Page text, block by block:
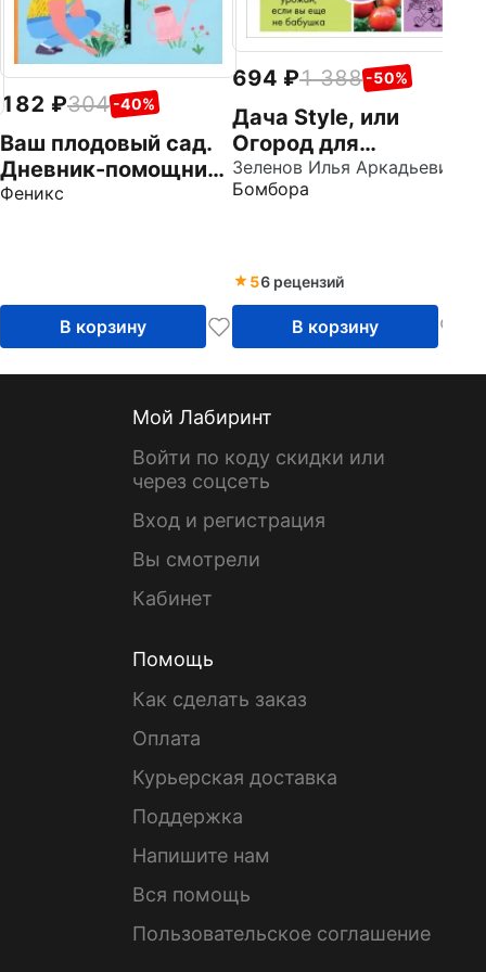
182 304 -40%
Ваш плодовый сад.
Дневник-помощник.
Пособие для
Феникс
В корзину
694 1 388 -50%
Дача Style, или
Огород для
авантюристов. Как
получить урожай,
Зеленов Илья Аркадьевич
Бомбора
56 рецензий
В корзину
Мой Лабиринт
Войти по коду скидки или
через соцсеть
Вход и регистрация
Вы смотрели
Кабинет
Помощь
Как сделать заказ
Оплата
Курьерская доставка
Поддержка
Напишите нам
Вся помощь
Пользовательское соглашение